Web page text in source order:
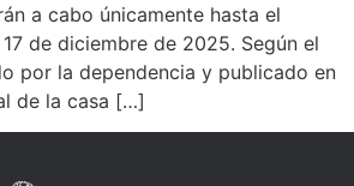
a cabo únicamente hasta el
de diciembre de 2025. Según el
por la dependencia y publicado en
de la casa […]